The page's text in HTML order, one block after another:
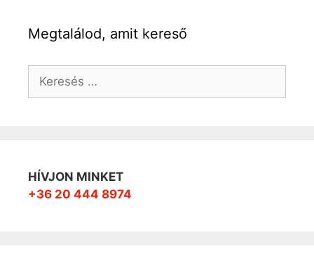
Megtalálod, amit kereső
Keresés:
HÍVJON MINKET
+36 20 444 8974